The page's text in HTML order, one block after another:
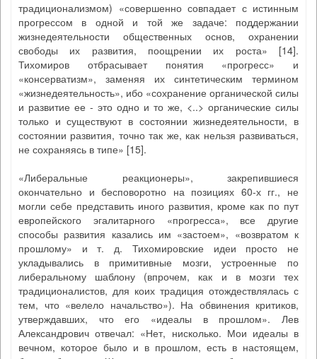
традиционализмом) «совершенно совпадает с истинным
прогрессом в одной и той же задаче: поддержании
жизнедеятельности общественных основ, охранении
свободы их развития, поощрении их роста» [14].
Тихомиров отбрасывает понятия «прогресс» и
«консерватизм», заменяя их синтетическим термином
«жизнедеятельность», ибо «сохранение органической силы
и развитие ее - это одно и то же, <..> органические силы
только и существуют в состоянии жизнедеятельности, в
состоянии развития, точно так же, как нельзя развиваться,
не сохраняясь в типе» [15].
«Либеральные реакционеры», закрепившиеся
окончательно и бесповоротно на позициях 60-х гг., не
могли себе представить иного развития, кроме как по пут
европейского эгалитарного «прогресса», все другие
способы развития казались им «застоем», «возвратом к
прошлому» и т. д. Тихомировские идеи просто не
укладывались в примитивные мозги, устроенные по
либеральному шаблону (впрочем, как и в мозги тех
традиционалистов, для коих традиция отождествлялась с
тем, что «велело начальство»). На обвинения критиков,
утверждавших, что его «идеалы в прошлом». Лев
Александрович отвечал: «Нет, нисколько. Мои идеалы в
вечном, которое было и в прошлом, есть в настоящем,